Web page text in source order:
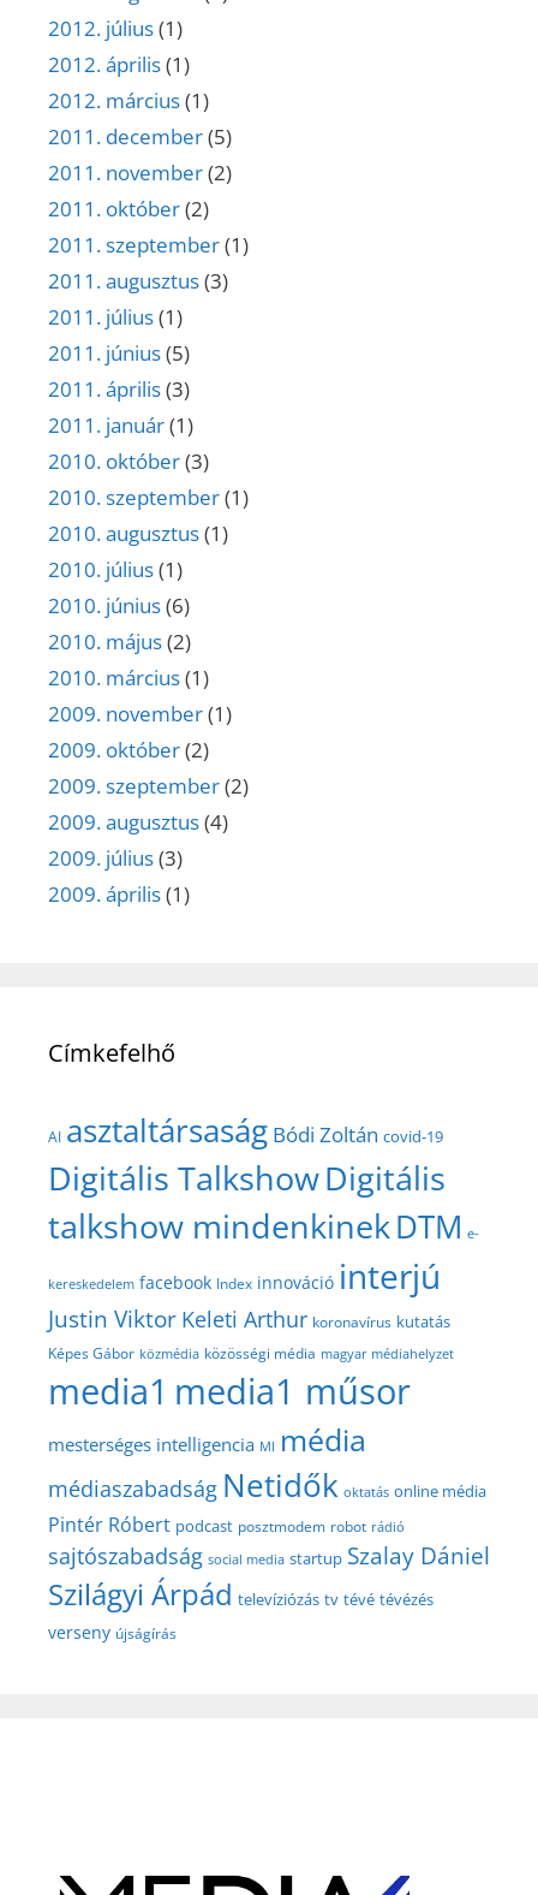
2012. július(1)
2012. április(1)
2012. március(1)
2011. december(5)
2011. november(2)
2011. október(2)
2011. szeptember(1)
2011. augusztus(3)
2011. július(1)
2011. június(5)
2011. április(3)
2011. január(1)
2010. október(3)
2010. szeptember(1)
2010. augusztus(1)
2010. július(1)
2010. június(6)
2010. május(2)
2010. március(1)
2009. november(1)
2009. október(2)
2009. szeptember(2)
2009. augusztus(4)
2009. július(3)
2009. április(1)
Címkefelhő
AI asztaltársaság Bódi Zoltán covid-19
Digitális TalkshowDigitális
talkshow mindenkinekDTM e-
kereskedelem facebook Index innováció interjú
Justin Viktor Keleti Arthur koronavírus kutatás
Képes Gábor közmédia közösségi média magyar médiahelyzet
media1 media1 műsor
mesterséges intelligencia MI média
médiaszabadság Netidők oktatás online média
Pintér Róbert podcast posztmodem robot rádió
sajtószabadság social media startup Szalay Dániel
Szilágyi Árpád televíziózás tv tévé tévézés
verseny újságírás